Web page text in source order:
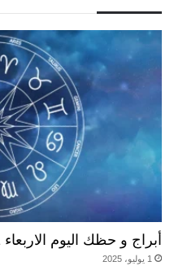
أبراج و حظك اليوم الاربعاء 01 يوليو 2025
1 يوليو، 2025